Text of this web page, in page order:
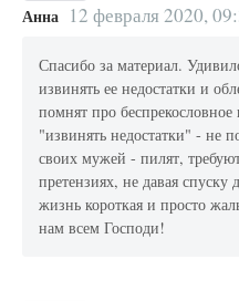
Анна 12 февраля 2020,
Спасибо за материал.
извинять ее недостатки и
помнят про
"извинять недостатки" - не
своих мужей - пилят,
претензиях, не давая спуску
жизнь короткая и просто
нам всем Господи!